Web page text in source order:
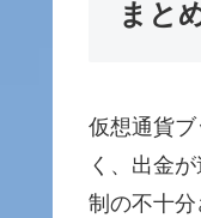
まと
仮想通貨
く、出金
制の不十